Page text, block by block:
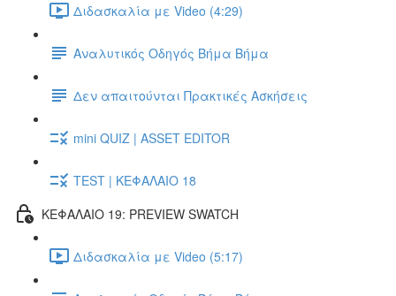
Διδασκαλία με Video (4:29)
Αναλυτικός Οδηγός Βήμα Βήμα
Δεν απαιτούνται Πρακτικές Ασκήσεις
mini QUIZ | ASSET EDITOR
TEST | ΚΕΦΑΛΑΙΟ 18
ΚΕΦΑΛΑΙΟ 19: PREVIEW SWATCH
Διδασκαλία με Video (5:17)